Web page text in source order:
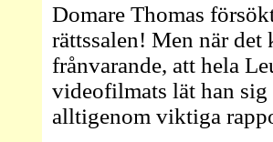
Domare Thomas
rättssalen! Men när
frånvarande, att hela
videofilmats lät han sig
alltigenom viktiga